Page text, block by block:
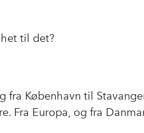
til det?
fra København til
Fra Europa, og fra